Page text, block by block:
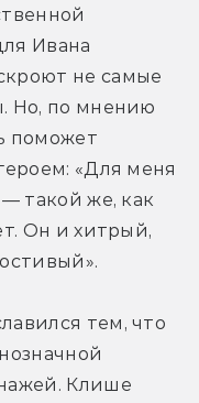
Ивана
не самые
Но, по мнению
поможет
«Для меня
такой же, как
Он и хитрый,
тем, что
Клише